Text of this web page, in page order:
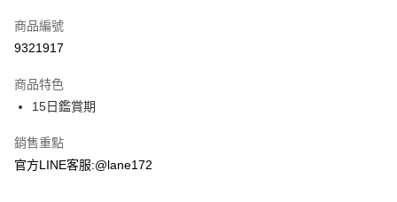
信用卡一次付款
超商取貨付款
Apple Pay
街口支付
悠遊付
商品編號
9321917
商品特色
15日鑑賞期
銷售重點
官方LINE客服:@lane172